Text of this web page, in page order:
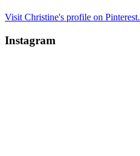
Visit Christine's profile on Pinterest.
Instagram